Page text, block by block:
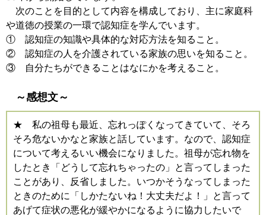
次のことを目的として内容を構成しており、主に家庭科
や道徳の授業の一環で認知症を学んでいます。
① 認知症の知識や具体的な対応方法を知ること。
② 認知症の人を介護されている家族の思いを知ること。
③ 自分たちができることはなにかを考えること。
～感想文～
★ 私の祖母も最近、忘れっぽくなってきていて、そろ
そろ危ないかなと家族と話しています。なので、認知症
について考えるいい機会になりました。祖母が忘れ物を
したとき「どうして忘れちゃったの」と言ってしまった
ことがあり、反省しました。いつかそうなってしまった
ときのために「しかたないね！大丈夫だよ！」と言って
あげて症状の悪化が緩やかになるように協力したいで